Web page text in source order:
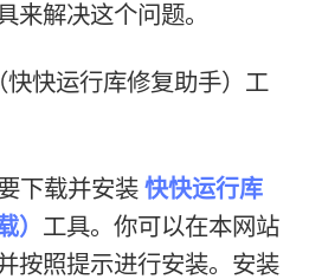
来解决这个问题。
快快运行库修复助手）工
下载并安装 快快运行库
） 工具。你可以在本网站
按照提示进行安装。安装